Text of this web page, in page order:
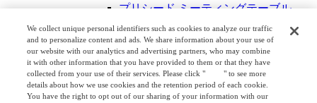
プリシード ミーティングテーブル
ラティオ Ⅲ
4L74
中型会議テーブル
4L54
トラヴァース サテライト
クロスコ
We collect unique personal identifiers such as cookies to analyze our traffic
and to personalize content and ads. We share information about your use of
our website with our analytics and advertising partners, who may combine
it with other information that you have provided to them or that they have
collected from your use of their services. Please click "
here" to see more
details about how we use cookies and the retention period of each cookie.
You have the right to opt out of our sharing of your information with our